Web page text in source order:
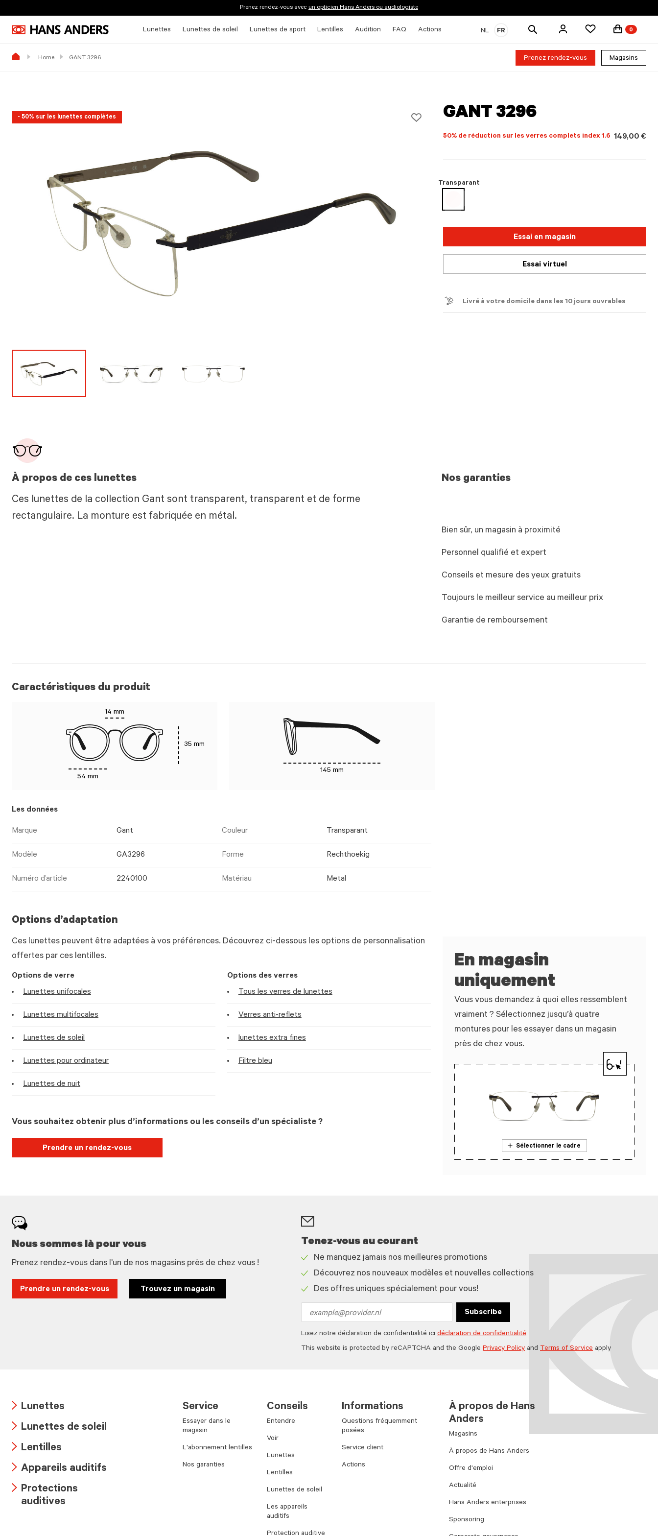
Prenez rendez-vous avec un opticien Hans Anders ou audiologiste
Lunettes Lunettes de soleil Lunettes de sport Lentilles Audition FAQ Actions NL FR
Rechercher
0
Home GANT 3296 Prenez rendez-vous Magasins
- 50% sur les lunettes complètes GANT 3296
50% de réduction sur les verres complets index 1.6 149,00 €
Transparant
sélectionné
Essai en magasin
Essai virtuel
Livré à votre domicile dans les 10 jours ouvrables
À propos de ces lunettes
Ces lunettes de la collection Gant sont transparent, transparent et de forme
rectangulaire. La monture est fabriquée en métal.
Nos garanties
Bien sûr, un magasin à proximité
Personnel qualifié et expert
Conseils et mesure des yeux gratuits
Toujours le meilleur service au meilleur prix
Garantie de remboursement
Caractéristiques du produit
14 mm
54 mm
35 mm
145 mm
Les données
Marque Gant Couleur Transparant
Modèle GA3296 Forme Rechthoekig
Numéro d’article 2240100 Matériau Metal
Options d’adaptation
Ces lunettes peuvent être adaptées à vos préférences. Découvrez ci-dessous les options de personnalisation
offertes par ces lentilles.
Options de verre
Lunettes unifocales
Lunettes multifocales
Lunettes de soleil
Lunettes pour ordinateur
Lunettes de nuit
Options des verres
Tous les verres de lunettes
Verres anti-reflets
lunettes extra fines
Filtre bleu
Vous souhaitez obtenir plus d’informations ou les conseils d’un spécialiste ?
Prendre un rendez-vous
En magasin
uniquement
Vous vous demandez à quoi elles ressemblent
vraiment ? Sélectionnez jusqu’à quatre
montures pour les essayer dans un magasin
près de chez vous.
Sélectionner le cadre
Nous sommes là pour vous
Prenez rendez-vous dans l'un de nos magasins près de chez vous !
Prendre un rendez-vous Trouvez un magasin
Tenez-vous au courant
icon
Ne manquez jamais nos meilleures promotions
icon
Découvrez nos nouveaux modèles et nouvelles collections
Des offres uniques spécialement pour vous!
address
Subscribe
Lisez notre déclaration de confidentialité ici déclaration de confidentialité
This website is protected by reCAPTCHA and the Google Privacy Policy and Terms of Service apply
icon
Lunettes
icon
Lunettes de soleil
icon
Lentilles
icon
Appareils auditifs
Arrow
Protections
auditives
Service
Essayer dans le
magasin
L'abonnement lentilles
Nos garanties
Conseils
Entendre
Voir
Lunettes
Lentilles
Lunettes de soleil
Les appareils
auditifs
Protection auditive
Informations
Questions fréquemment
posées
Service client
Actions
À propos de Hans
Anders
Magasins
À propos de Hans Anders
Offre d'emploi
Actualité
Hans Anders enterprises
Sponsoring